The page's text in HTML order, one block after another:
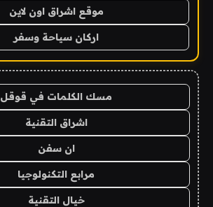
موقع اشراق اون لاين
اركان سياحة وسفر
مسك الكلمات في قوقل
اشراق التقنية
ان سفن
مرابع التكنولوجيا
خيال التقنية